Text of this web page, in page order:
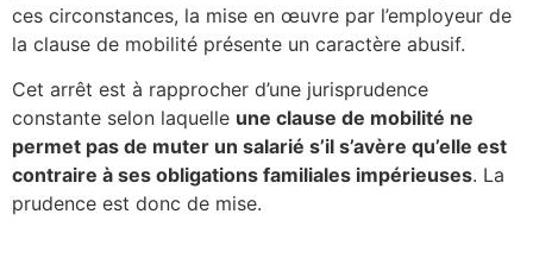
ces circonstances, la mise en œuvre par l’employeur de
la clause de mobilité présente un caractère abusif.
Cet arrêt est à rapprocher d’une jurisprudence
constante selon laquelle une clause de mobilité ne
permet pas de muter un salarié s’il s’avère qu’elle est
contraire à ses obligations familiales impérieuses. La
prudence est donc de mise.